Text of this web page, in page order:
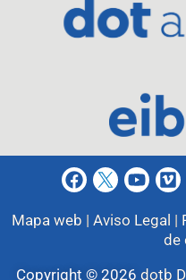
Mapa web | Aviso Legal |
de
Copyright © 2026 dotb